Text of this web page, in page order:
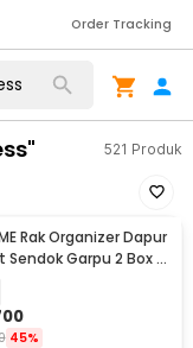
Order Tracking
521 Produk
Rak Organizer Dapur
Sendok Garpu 2 Box -
45%